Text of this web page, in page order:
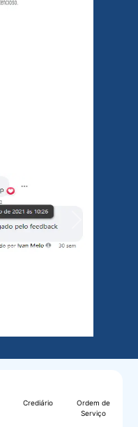
Crediário
Ordem de
Serviço